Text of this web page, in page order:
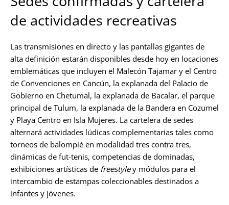
de actividades recreativas
Las transmisiones en directo y las pantallas gigantes de
alta definición estarán disponibles desde hoy en locaciones
emblemáticas que incluyen el Malecón Tajamar y el Centro
de Convenciones en Cancún, la explanada del Palacio de
Gobierno en Chetumal, la explanada de Bacalar, el parque
principal de Tulum, la explanada de la Bandera en Cozumel
y Playa Centro en Isla Mujeres. La cartelera de sedes
alternará actividades lúdicas complementarias tales como
torneos de balompié en modalidad tres contra tres,
dinámicas de fut-tenis, competencias de dominadas,
exhibiciones artísticas de freestyley módulos para el
intercambio de estampas coleccionables destinados a
infantes y jóvenes.